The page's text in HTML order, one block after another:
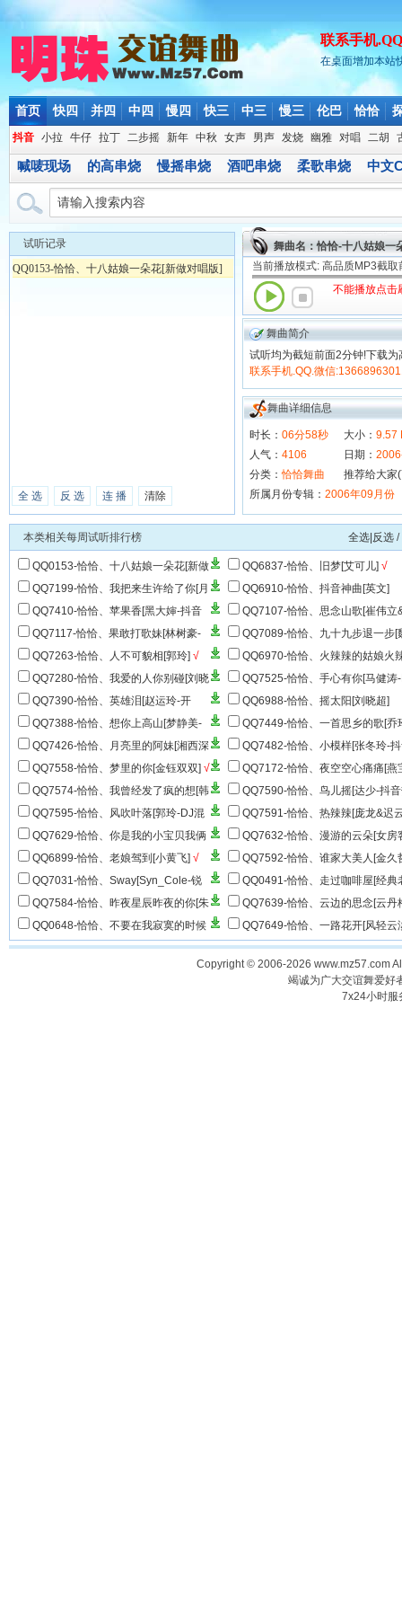
联系手机
在桌面增加本站
首页 快四 并四 中四 慢四 快三 中三 慢三 伦巴 恰恰
抖音 小拉 牛仔 拉丁 二步摇 新年 中秋 女声 男声 发烧 幽雅 对唱 二胡
喊唛现场 的高串烧 慢摇串烧 酒吧串烧 柔歌串烧 中文
试听记录
QQ0153-恰恰、十八姑娘一朵花[新做对唱版]
全 选 反 选 连 播 清除
舞曲名：恰恰-十八姑娘一
当前播放模式: 高品质MP3截
不能播放点击
舞曲简介
试听均为截短前面2分钟!下载
联系手机.QQ.微信
舞曲详细信息
时长： 06分58秒 大小： 9.57
人气： 4106 日期：
分类：恰恰舞曲
推荐给大家
所属月份专辑： 2006年09月份
本类相关每周试听排行榜 全选|反选 /
QQ0153-恰恰、十八姑娘一朵花[新做
对唱版]
QQ6837-恰恰、旧梦[艾可儿] √
QQ7199-恰恰、我把来生许给了你[月
下思故人&钰柃] √
QQ6910-恰恰、抖音神曲[英文]
QQ7410-恰恰、苹果香[黑大婶-抖音
神曲] √
QQ7107-恰恰、思念山歌[崔伟立
艺琪] √
QQ7117-恰恰、果敢打歌妹[林树豪-
抖音DJ版]
QQ7089-恰恰、九十九步退一步[
艺-抖音热播]
QQ7263-恰恰、人不可貌相[郭玲] √
QQ6970-恰恰、火辣辣的姑娘火
的美[郭玲] √
QQ7280-恰恰、我爱的人你别碰[刘晓
超-DJ混音] √
QQ7525-恰恰、手心有你[马健涛
混音] √
QQ7390-恰恰、英雄泪[赵运玲-开
场]
√
QQ6988-恰恰、摇太阳[刘晓超]
QQ7388-恰恰、想你上高山[梦静美-
DJ版]
QQ7449-恰恰、一首思乡的歌[乔
儿]
√
QQ7426-恰恰、月亮里的阿妹[湘西深
山乐队] √
QQ7482-恰恰、小模样[张冬玲-
热播]
QQ7558-恰恰、梦里的你[金钰双双] √
QQ7172-恰恰、夜空空心痛痛[燕
儿]
QQ7574-恰恰、我曾经发了疯的想[韩
小欠] √
QQ7590-恰恰、鸟儿摇[达少-抖
播]
QQ7595-恰恰、风吹叶落[郭玲-DJ混
音]
QQ7591-恰恰、热辣辣[庞龙&迟
QQ7629-恰恰、你是我的小宝贝我俩
是一对[老韩很哇塞]
√
QQ7632-恰恰、漫游的云朵[女房
QQ6899-恰恰、老娘驾到[小黄飞] √
QQ7592-恰恰、谁家大美人[金久
DJ混音]
QQ7031-恰恰、Sway[Syn_Cole-锐
舞节奏爵士旋律]
QQ0491-恰恰、走过咖啡屋[经典
千百惠]
QQ7584-恰恰、昨夜星辰昨夜的你[朱
美璇]
QQ7639-恰恰、云边的思念[云丹
朵]
QQ0648-恰恰、不要在我寂寞的时候
说爱我
QQ7649-恰恰、一路花开[风轻云
Copyright © 2006-2026 www.mz57.com
竭诚为广大交谊舞爱好
7x24小时服